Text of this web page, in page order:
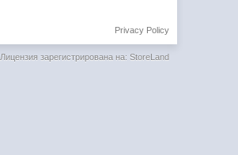
Privacy Policy
Лицензия зарегистрирована на: StoreLand